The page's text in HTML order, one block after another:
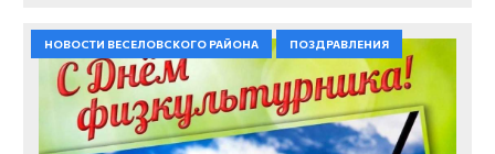
НОВОСТИ ВЕСЕЛОВСКОГО РАЙОНА ПОЗДРАВЛЕНИЯ